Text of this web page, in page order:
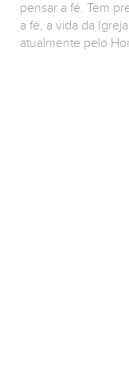
pensar a fé. Tem
a fé, a vida da
atualmente pelo